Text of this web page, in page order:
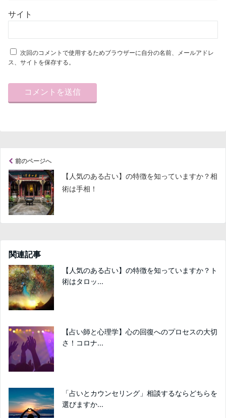
サイト
次回のコメントで使用するためブラウザーに自分の名前、メールアドレ
ス、サイトを保存する。
前のページへ
【人気のある占い】の特徴を知っていますか？相
術は手相！
関連記事
【人気のある占い】の特徴を知っていますか？ト
術はタロッ...
【占い師と心理学】心の回復へのプロセスの大切
さ！コロナ...
「占いとカウンセリング」相談するならどちらを
選びますか...